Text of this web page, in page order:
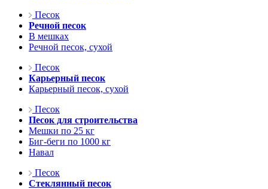
Песок
Речной песок
В мешках
Речной песок, сухой
Песок
Карьерный песок
Карьерный песок, сухой
Песок
Песок для строительства
Мешки по 25 кг
Биг-беги по 1000 кг
Навал
Песок
Стеклянный песок